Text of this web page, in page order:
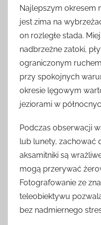
Najlepszym okresem
jest zima na
on rozległe stada.
nadbrzeżne zatoki,
ograniczonym
przy spokojnych
okresie lęgowym
jeziorami w
Podczas obserwacji
lub lunety, zachować
aksamitniki są
mogą przerywać
Fotografowanie ze
teleobiektywu
bez nadmiernego